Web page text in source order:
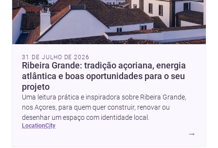
31 DE JULHO DE 2026
Ribeira Grande: tradição açoriana, energia
atlântica e boas oportunidades para o seu
projeto
Uma leitura prática e inspiradora sobre Ribeira Grande,
nos Açores, para quem quer construir, renovar ou
desenhar um espaço com identidade local.
location city
→